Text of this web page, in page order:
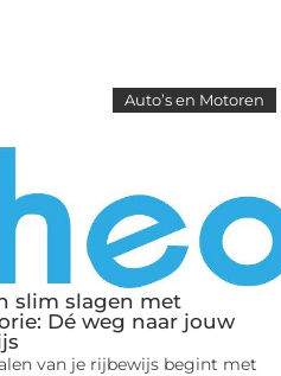
Auto’s en Motoren
slim slagen met
Dé weg naar jouw
van je rijbewijs begint met